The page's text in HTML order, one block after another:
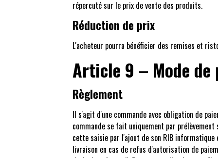
répercuté sur le prix de vente des produits.
Réduction de prix
L'acheteur pourra bénéficier des remises et
Article 9 – Mode de
Règlement
Il s'agit d'une commande avec obligation de
commande se fait uniquement par
cette saisie par l'ajout de son RIB informatique
livraison en cas de refus d'autorisation de